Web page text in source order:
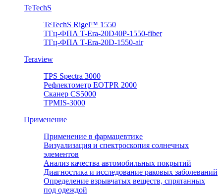
TeTechS
TeTechS Rigel™ 1550
ТГц-ФПА T-Era-20D40P-1550-fiber
ТГц-ФПА T-Era-20D-1550-air
Teraview
TPS Spectra 3000
Рефлектометр EOTPR 2000
Сканер CS5000
TPMIS-3000
Применение
Применение в фармацевтике
Визуализация и спектроскопия солнечных
элементов
Анализ качества автомобильных покрытий
Диагностика и исследование раковых заболеваний
Определение взрывчатых веществ, спрятанных
под одеждой